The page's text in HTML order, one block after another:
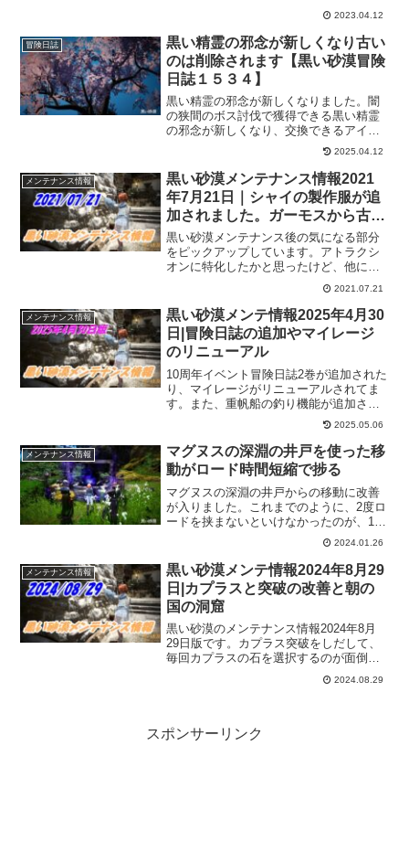
た、シーズンのみだったシーラカンスが
一般チャンネルにも登場するようになっ
てます。貿易関連の変更などもあります
が個人的には興味ないのでスルー。
2023.04.12
冒険日誌
黒い精霊の邪念が新しくなり古い
のは削除されます【黒い砂漠冒険
日誌１５３４】
黒い精霊の邪念が新しくなりました。闇
の狭間のボス討伐で獲得できる黒い精霊
の邪念が新しくなり、交換できるアイテ
ムリニューアルされています。既存の黒
い精霊の邪念は削除されますし、今後獲
得することはできませんので交換リスト
から欲しいアイテムと交換しておくよう
にしたほうがよさそうです。
2025.04.12
メンテナンス情報
黒い砂漠メンテナンス情報2021
年7月21日｜シャイの製作服が追
加されました。ガーモスから古い
箱も必ず出るようになり、パタパ
タ海賊団が出現
黒い砂漠メンテナンス後の気になる部分
をピックアップしています。アトラクシ
オンに特化したかと思ったけど、他にも
結構なアップデートなどが盛り込まれて
ますね。気になる部分だけを抜き出すと
アトラクシオンはスルーとｗ
2021.07.21
メンテナンス情報
黒い砂漠メンテ情報2025年4月30
日|冒険日誌の追加やマイレージ
のリニューアル
10周年イベント冒険日誌2巻が追加された
り、マイレージがリニューアルされてま
す。また、重帆船の釣り機能が追加され
たり、能力値の表示方法にも変更があり
ます。確認も多いですが、イベントもあ
るので連休中は黒い砂漠から抜け出せそ
うにありませんねｗ
2025.05.06
メンテナンス情報
マグヌスの深淵の井戸を使った移
動がロード時間短縮で捗る
マグヌスの深淵の井戸からの移動に改善
が入りました。これまでのように、2度ロ
ードを挟まないといけなかったのが、1度
で済みそう。ロードは短めがお好みの冒
険者さんにはありがたいアップデートに
なったと思います。
2024.01.26
メンテナンス情報
黒い砂漠メンテ情報2024年8月29
日|カプラスと突破の改善と朝の
国の洞窟
黒い砂漠のメンテナンス情報2024年8月
29日版です。カプラス突破をしだして、
毎回カプラスの石を選択するのが面倒で
したが、自動で活性化するようになりま
した！ほかには、朝の国5つの洞窟が追加
2024.08.29
スポンサーリンク